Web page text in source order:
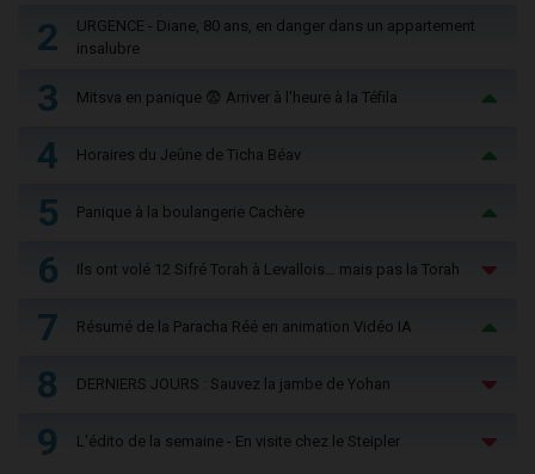
2
URGENCE - Diane, 80 ans, en danger dans un appartement
insalubre
3 Mitsva en panique 😨 Arriver à l'heure à la Téfila
4 Horaires du Jeûne de Ticha Béav
5 Panique à la boulangerie Cachère
6 Ils ont volé 12 Sifré Torah à Levallois… mais pas la Torah
7 Résumé de la Paracha Réé en animation Vidéo IA
8 DERNIERS JOURS : Sauvez la jambe de Yohan
9 L'édito de la semaine - En visite chez le Steipler